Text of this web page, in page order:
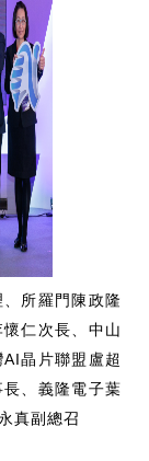
所羅門陳政隆
仁次長、中山
晶片聯盟盧超
、義隆電子葉
真副總召